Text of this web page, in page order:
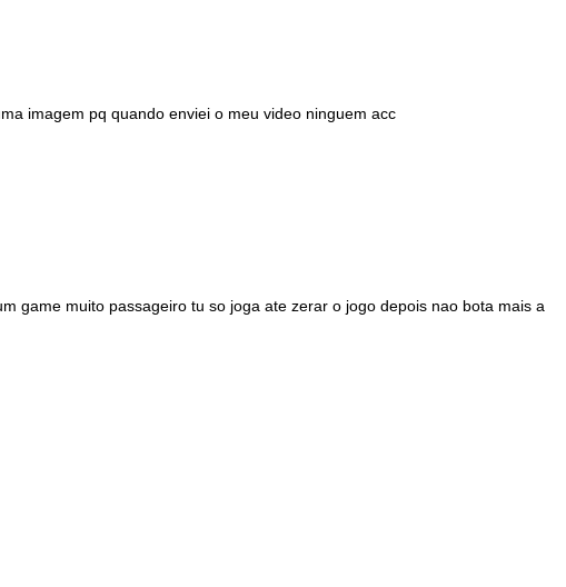
imagem pq quando enviei o meu video ninguem acc
game muito passageiro tu so joga ate zerar o jogo depois nao bota mais a